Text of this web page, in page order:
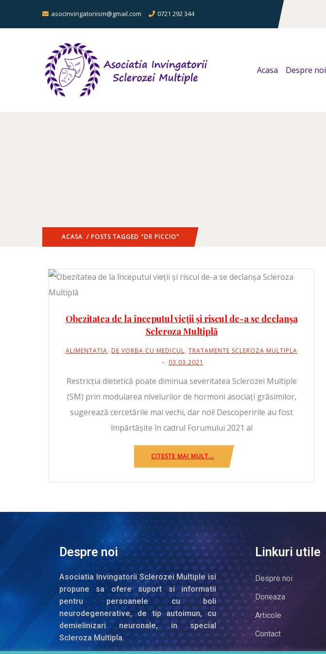
asocinvingatoriism@gmail.com 0721 292 344
Acasa Despre noi
ACASA / POSTS TAGGED "DR PICCIO"
Obezitatea de la începutul vieții și riscul de-a se declanșa
Scleroza Multiplă
ALIMENTATIA, DE VORBA CU MEDICUL, TRATAMENTE SCLEROZA MULTIPLA
03.03.2021
Restricția dietetică poate diminua severitatea Sclerozei Multiple
(SM) prin modularea nivelurilor de hormoni asociați grăsimilor,
sugerează cercetările mai vechi, dar noi! Descoperirile au fost
împărtășite în cadrul Forumului 2021 al
CITESTE MAI MULT...
Despre noi
Asociatia Invingatorii Sclerozei Multiple isi
propune sa ofere suport si informatii
pentru persoanele cu boli
neurodegenerative, de tip autoimun, cu
demielinizari neuronale, in special
Scleroza Multipla.
Linkuri utile
Despre noi
Doneaza
Articole
Contact